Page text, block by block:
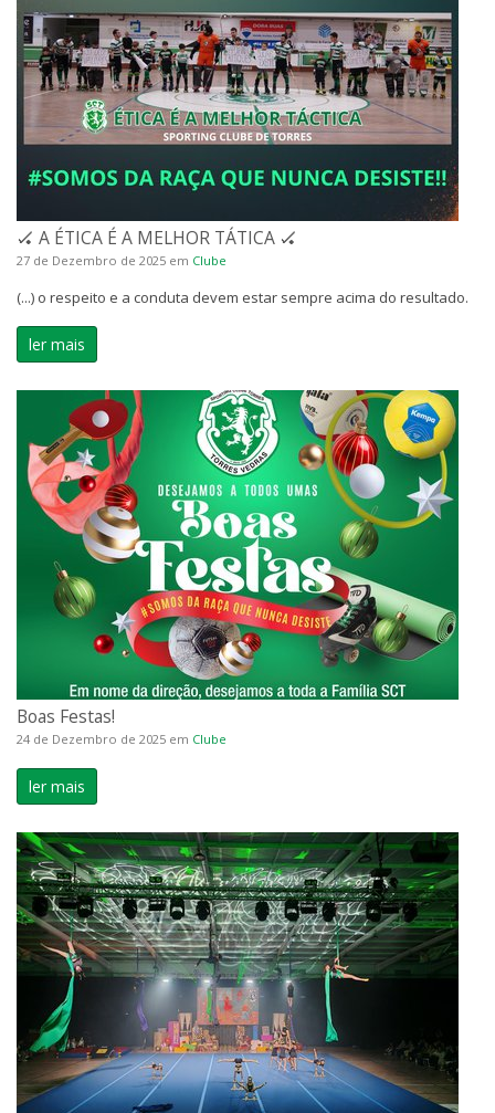
🏑 A ÉTICA É A MELHOR TÁTICA 🏑
27 de Dezembro de 2025 em Clube
(...) o respeito e a conduta devem estar sempre acima do resultado.
ler mais
Boas Festas!
24 de Dezembro de 2025 em Clube
ler mais